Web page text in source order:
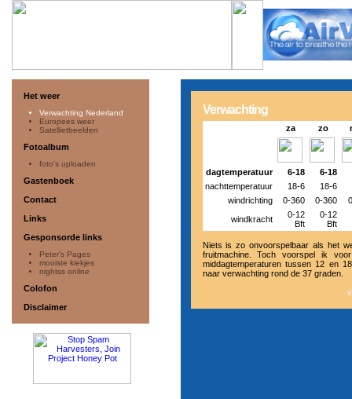
Het weer
Verwachting Nederland
Europees weer
Satellietbeelden
Fotoalbum
foto's uploaden
Gastenboek
Contact
Links
Gesponsorde links
Peter's Pages
mooiste kiekjes
nightss online
Colofon
Disclaimer
Verwachting
za zo
dagtemperatuur 6-18
6-18
nachttemperatuur
18-6
18-6
windrichting
0-360 0-360
windkracht
0-12
Bft
0-12
Bft
Niets is zo onvoorspelbaar als het
fruitmachine. Toch voorspel ik
middagtemperaturen tussen 12 en
naar verwachting rond de 37 graden.